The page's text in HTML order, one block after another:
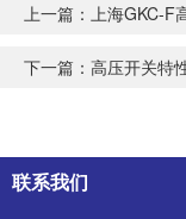
上一篇： 上海GKC-F
下一篇： 高压开关特
联系我们